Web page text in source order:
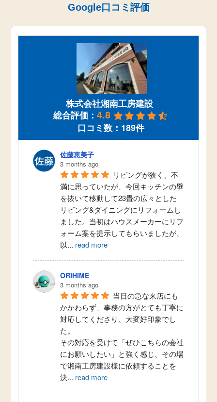
Google口コミ評価
株式会社湘南工房建設
総合評価： 4.8
口コミ数：189件
佐藤恵美子
3 months ago
リビングが狭く、不
満に思っていたが、今回キッチンの壁
を抜いて移動して23畳の広々とした
リビング&ダイニングにリフォームし
ました。当初はハウスメーカーにリフ
ォーム案を提示してもらいましたが、
以... read more
ORIHIME
3 months ago
当日の急な来店にも
かかわらず、事務の方がとても丁寧に
対応してくださり、大変好印象でし
た。
その対応を受けて「ぜひこちらの会社
にお願いしたい」と強く感じ、その場
で湘南工房建設様に依頼することを
決... read more